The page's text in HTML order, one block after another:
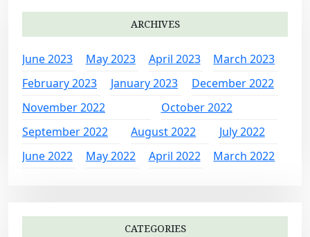
ARCHIVES
June 2023 May 2023 April 2023
March 2023
February 2023
January 2023
December 2022
November 2022
October 2022
September 2022
August 2022
July 2022
June 2022
May 2022 April 2022 March 2022
CATEGORIES